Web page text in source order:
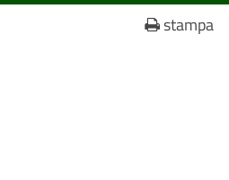
stampa